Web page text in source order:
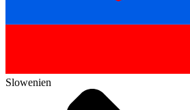
Slowenien